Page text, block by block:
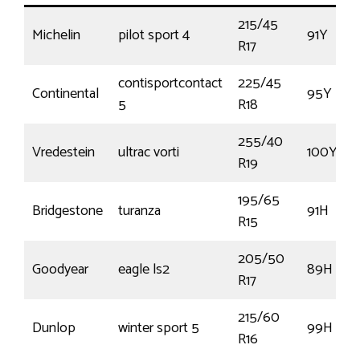
Michelin pilot sport 4
215/45
R17
91Y
Continental
contisportcontact
5
225/45
R18
95Y
Vredestein ultrac vorti
255/40
R19
100Y
Bridgestone turanza
195/65
R15
91H
Goodyear eagle ls2
205/50
R17
89H
Dunlop winter sport 5
215/60
R16
99H